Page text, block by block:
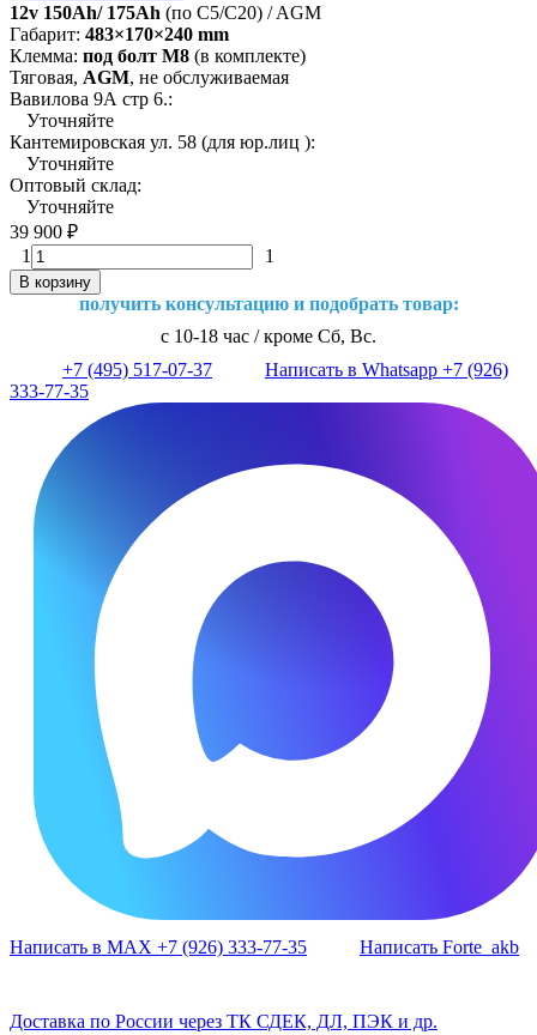
12v 150Ah/ 175Ah (по C5/C20) / AGM
Габарит: 483×170×240 mm
Клемма: под болт М8 (в комплекте)
Тяговая, AGM, не обслуживаемая
Вавилова 9А стр 6.:
Уточняйте
Кантемировская ул. 58 (для юр.лиц ):
Уточняйте
Оптовый склад:
Уточняйте
39 900 ₽
1
1
В корзину
получить консультацию и подобрать товар:
с 10-18 час / кроме Сб, Вс.
+7 (495) 517-07-37
Написать в Whatsapp +7 (926)
333-77-35
Написать в MAX +7 (926) 333-77-35 Написать Forte_akb
Доставка по России через ТК СДЕК, ДЛ, ПЭК и др.